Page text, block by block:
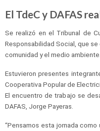
El TdeC y DAFAS
Se realizó en el Tribunal de
Responsabilidad Social, que
comunidad y el medio ambiente.
Estuvieron presentes
Cooperativa Popular de
El encuentro de trabajo se
DAFAS, Jorge Payeras.
“Pensamos esta jornada